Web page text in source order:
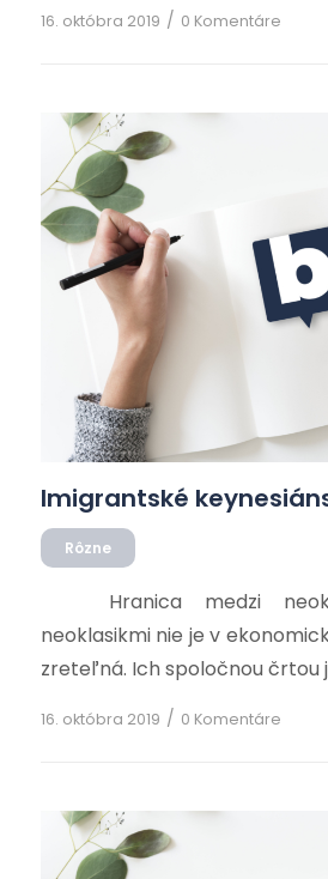
V hyperkríze bude
nákladovosťou. Keďže suroviny
16. októbra 2019 / 0 Komentáre
Rôzne
Imigrantské
Hranica medzi
neoklasikmi nie je v
zreteľná. Ich spoločnou črtou
Ak ide o iný doping, hodí
keynesiánska línia. Stav
hociktorý človek, ktorý nemá
16. októbra 2019 / 0 Komentáre